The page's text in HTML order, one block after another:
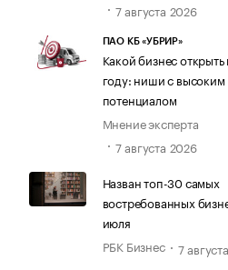
7 августа 2026
ПАО КБ «УБРИР»
Какой бизнес
году: ниши с высоким
потенциалом
Мнение эксперта
7 августа 2026
Назван топ-30 самых
востребованных
июля
РБК Бизнес
7 августа